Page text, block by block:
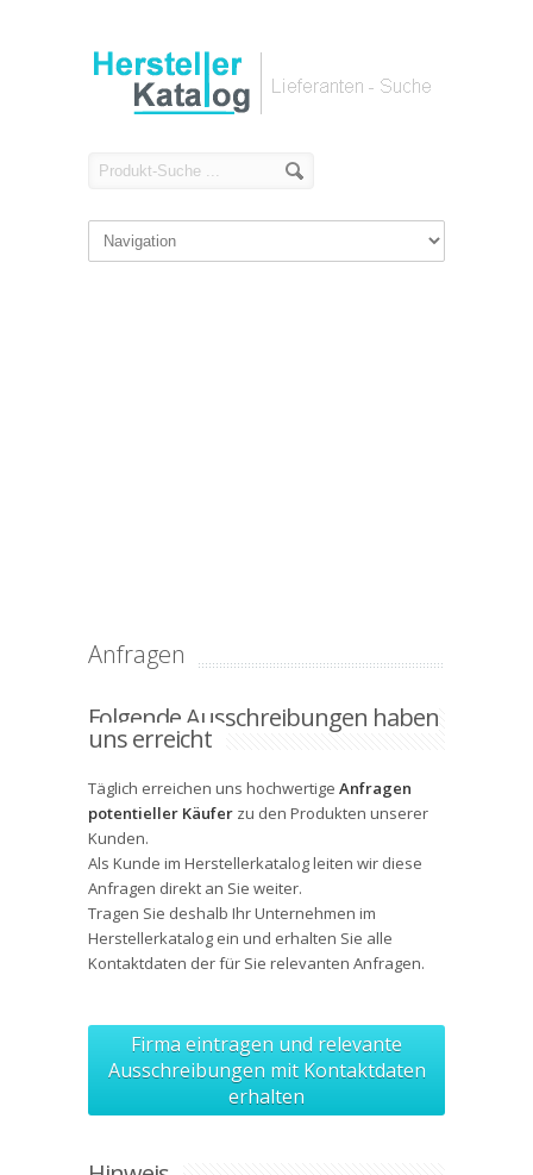
Anfragen
Folgende Ausschreibungen haben
uns erreicht
Täglich erreichen uns hochwertige Anfragen
potentieller Käufer zu den Produkten unserer
Kunden.
Als Kunde im Herstellerkatalog leiten wir diese
Anfragen direkt an Sie weiter.
Tragen Sie deshalb Ihr Unternehmen im
Herstellerkatalog ein und erhalten Sie alle
Kontaktdaten der für Sie relevanten Anfragen.
Firma eintragen und relevante
Ausschreibungen mit Kontaktdaten
erhalten